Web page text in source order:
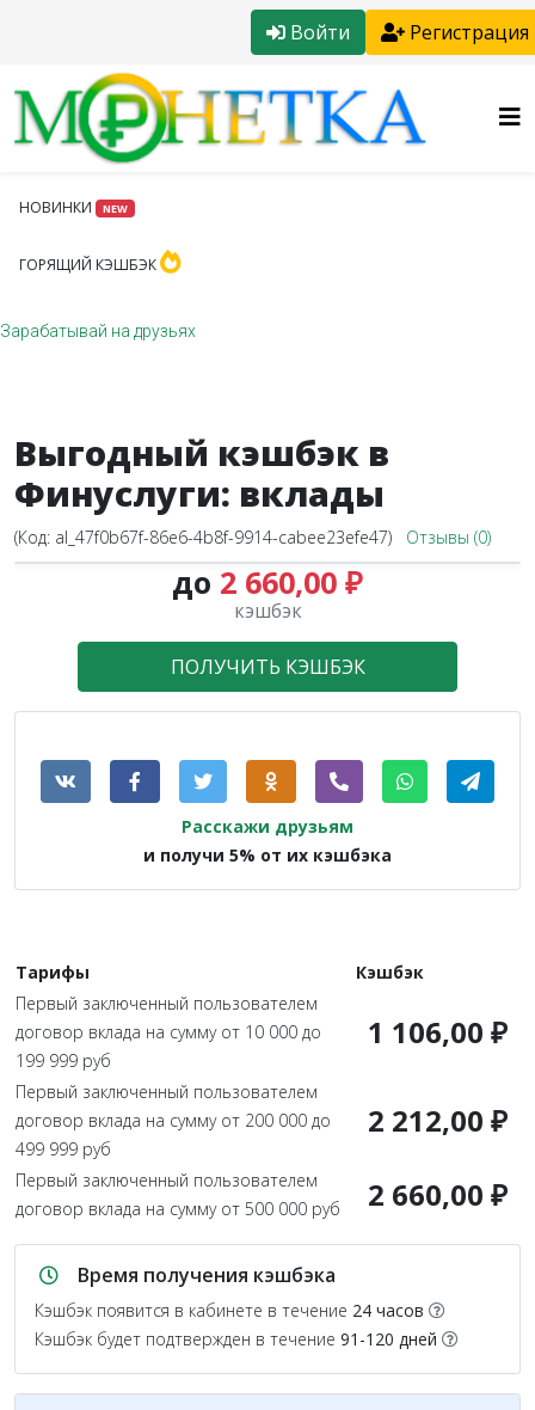
Войти Регистрация
НОВИНКИ NEW
ГОРЯЩИЙ КЭШБЭК
Зарабатывай на друзьях
Выгодный кэшбэк в
Финуслуги: вклады
(Код: al_47f0b67f-86e6-4b8f-9914-cabee23efe47) Отзывы (0)
до 2 660,00 ₽
кэшбэк
ПОЛУЧИТЬ КЭШБЭК
Расскажи друзьям
и получи 5% от их кэшбэка
Тарифы
Кэшбэк
Первый заключенный пользователем
договор вклада на сумму от 10 000 до
199 999 руб
1 106,00 ₽
Первый заключенный пользователем
договор вклада на сумму от 200 000 до
499 999 руб
2 212,00 ₽
Первый заключенный пользователем
договор вклада на сумму от 500 000 руб
2 660,00 ₽
Время получения кэшбэка
Кэшбэк появится в кабинете в течение 24 часов
Кэшбэк будет подтвержден в течение 91-120 дней